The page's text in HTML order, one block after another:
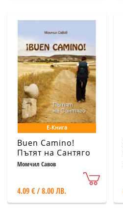
Е-Книга
Buen Camino!
Пътят на Сантяго
Момчил Савов
4.09 € / 8.00 ЛВ.